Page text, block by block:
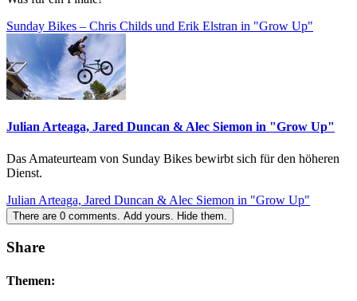
Sunday Bikes – Chris Childs und Erik Elstran in "Grow Up"
Julian Arteaga, Jared Duncan & Alec Siemon in "Grow Up"
Das Amateurteam von Sunday Bikes bewirbt sich für den höheren
Dienst.
Julian Arteaga, Jared Duncan & Alec Siemon in "Grow Up"
There are 0 comments. Add yours. Hide them.
Share
Themen: